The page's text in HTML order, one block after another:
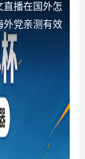
直播在国外怎
外党亲测有效